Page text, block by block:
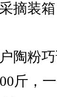
摘装
粉巧
斤，